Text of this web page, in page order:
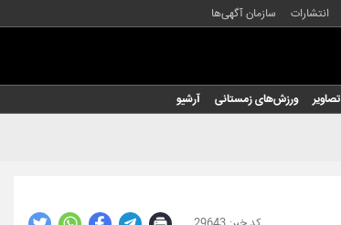
انتشارات سازمان آگهی‌ها
تصاویر ورزش‌های زمستانی آرشیو